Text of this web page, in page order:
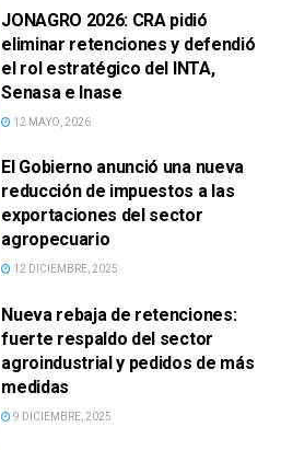
JONAGRO 2026: CRA pidió
eliminar retenciones y defendió
el rol estratégico del INTA,
Senasa e Inase
12 MAYO, 2026
El Gobierno anunció una nueva
reducción de impuestos a las
exportaciones del sector
agropecuario
12 DICIEMBRE, 2025
Nueva rebaja de retenciones:
fuerte respaldo del sector
agroindustrial y pedidos de más
medidas
9 DICIEMBRE, 2025